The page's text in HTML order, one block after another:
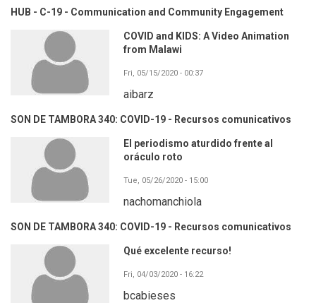
HUB - C-19 - Communication and Community Engagement
COVID and KIDS: A Video Animation
from Malawi
Fri, 05/15/2020 - 00:37
aibarz
SON DE TAMBORA 340: COVID-19 - Recursos comunicativos
El periodismo aturdido frente al
oráculo roto
Tue, 05/26/2020 - 15:00
nachomanchiola
SON DE TAMBORA 340: COVID-19 - Recursos comunicativos
Qué excelente recurso!
Fri, 04/03/2020 - 16:22
bcabieses